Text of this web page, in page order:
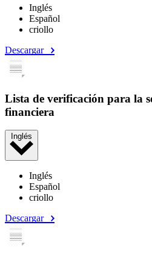
Inglés
Español
criollo
Descargar
Lista de verificación para la
financiera
Inglés
Inglés
Español
criollo
Descargar